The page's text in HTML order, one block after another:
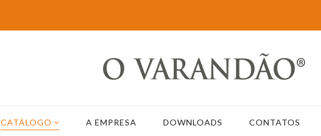
CATÁLOGO A EMPRESA DOWNLOADS CONTATOS